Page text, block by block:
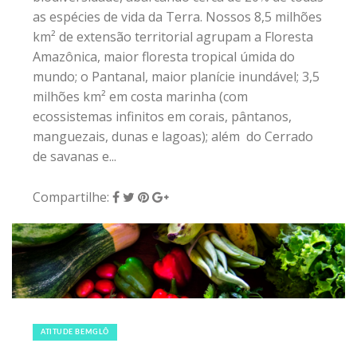
22 de maio de 2018 | 0
ATITUDE BEMGLÔ
Agrofloresta Sintrópica ensina a
degradada em uma floresta cheia de vida, capaz
de produzir diversos tipos de alimentos?” É com
essa indagação que o permacultor Bento Cruz
percorre o Brasil para promover a Agrofloresta
permite não só a restauração de áreas